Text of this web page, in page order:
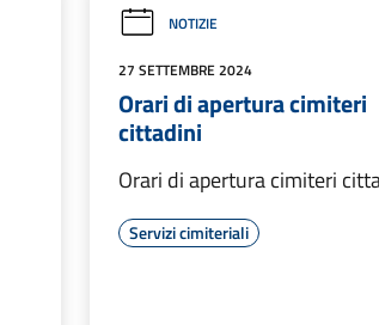
NOTIZIE
27 SETTEMBRE 2024
Orari di apertura cimiteri
cittadini
Orari di apertura cimiteri
Servizi cimiteriali